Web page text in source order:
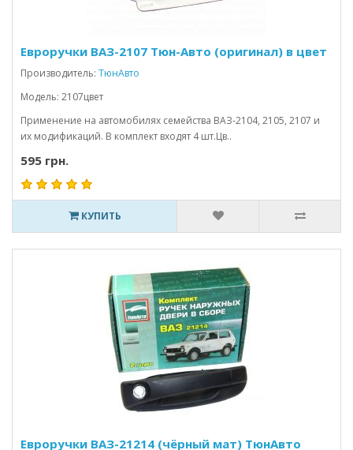
Евроручки ВАЗ-2107 Тюн-Авто (оригинал) в цвет
Производитель: ТюнАвто
Модель: 2107цвет
Применение на автомобилях семейства ВАЗ-2104, 2105, 2107 и
их модификаций. В комплект входят 4 шт.Цв..
595 грн.
КУПИТЬ
Евроручки ВАЗ-21214 (чёрный мат) ТюнАвто